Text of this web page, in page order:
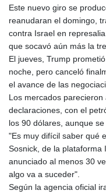
Este nuevo giro se
reanudaran el domingo,
contra Israel en
que socavó aún más la
El jueves, Trump
noche, pero canceló
el avance de las
Los mercados
declaraciones, con el
los 90 dólares, aunque
"Es muy difícil saber qué
Sosnick, de la plataforma
anunciado al menos 30
algo va a suceder".
Según la agencia oficial